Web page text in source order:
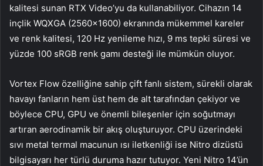
kalitesi sunan RTX Video’yu da kullanabiliyor. Cihazın 14
inçlik WQXGA (2560×1600) ekranında mükemmel kareler
ve renk kalitesi, 120 Hz yenileme hızı, 9 ms tepki süresi ve
yüzde 100 sRGB renk gamı desteği ile mümkün oluyor.
Vortex Flow özelliğine sahip çift fanlı sistem, sürekli olarak
havayı fanların hem üst hem de alt tarafından çekiyor ve
böylece CPU, GPU ve önemli bileşenler için soğutmayı
artıran aerodinamik bir akış oluşturuyor. CPU üzerindeki
sıvı metal termal macunun ısı iletkenliği ise Nitro dizüstü
bilgisayarı her türlü duruma hazır tutuyor. Yeni Nitro 14’ün